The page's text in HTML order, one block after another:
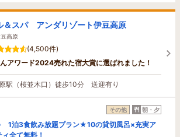
＆スパ アンダリゾート伊豆高原
高原
(4,500件)
アワード2024売れた宿大賞に選ばれました！
駅（桜並木口）徒歩10分 送迎有り
その他 朝・夕
1泊3食飲み放題プラン★10の貸切風呂×充実ア
全て無料！